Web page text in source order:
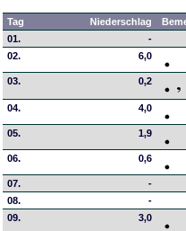
Tag Niederschlag
01.
-
02.
6,0
03. 0,2
04. 4,0
05. 1,9
06. 0,6
07.
-
08.
-
09.
3,0